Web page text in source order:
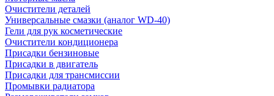
Очистители деталей
Универсальные смазки (аналог WD-40)
Гели для рук косметические
Очистители кондиционера
Присадки бензиновые
Присадки в двигатель
Присадки для трансмиссии
Промывки радиатора